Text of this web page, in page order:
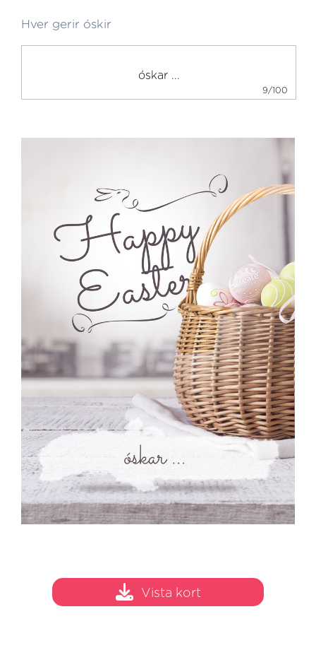
Hver gerir óskir
9/100
Vista kort